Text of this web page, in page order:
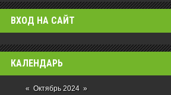
ВХОД НА САЙТ
КАЛЕНДАРЬ
« Октябрь 2024 »